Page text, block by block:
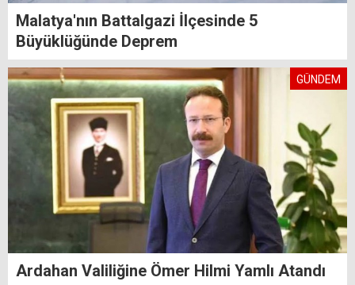
Malatya'nın Battalgazi İlçesinde 5
Büyüklüğünde Deprem
GÜNDEM
Ardahan Valiliğine Ömer Hilmi Yamlı Atandı